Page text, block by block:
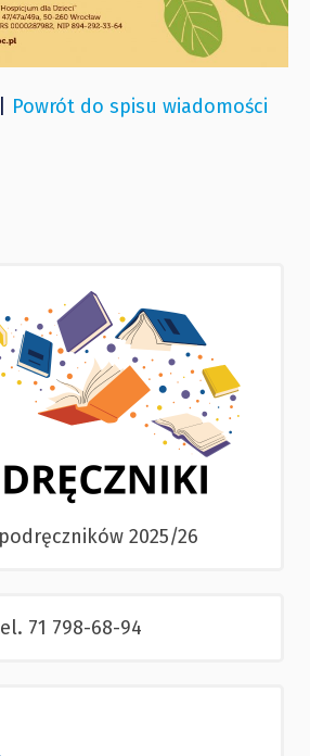
Powrót do spisu wiadomości
2025/26
71 798-68-94